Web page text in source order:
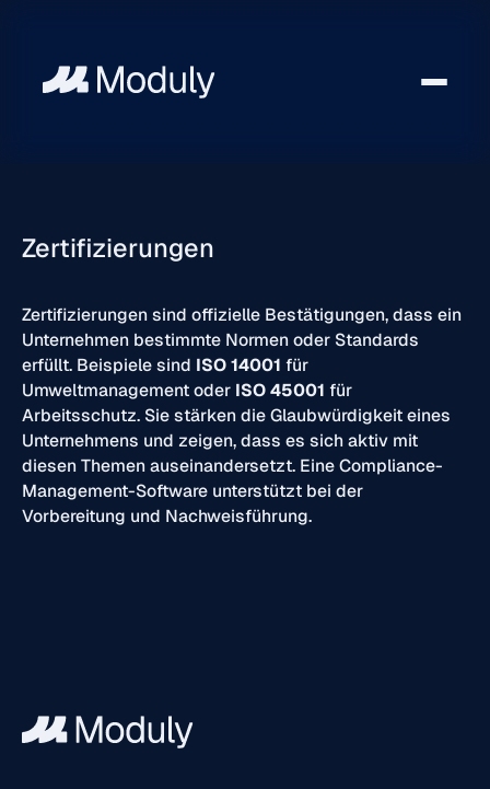
Zertifizierungen
Zertifizierungen sind offizielle Bestätigungen, dass ein
Unternehmen bestimmte Normen oder Standards
erfüllt. Beispiele sind ISO 14001 für
Umweltmanagement oder ISO 45001 für
Arbeitsschutz. Sie stärken die Glaubwürdigkeit eines
Unternehmens und zeigen, dass es sich aktiv mit
diesen Themen auseinandersetzt. Eine Compliance-
Management-Software unterstützt bei der
Vorbereitung und Nachweisführung.